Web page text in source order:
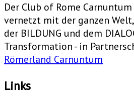
Der Club of Rome
vernetzt mit der ganzen Welt,
der BILDUNG und dem
Transformation - in
Römerland Carnuntum
Links